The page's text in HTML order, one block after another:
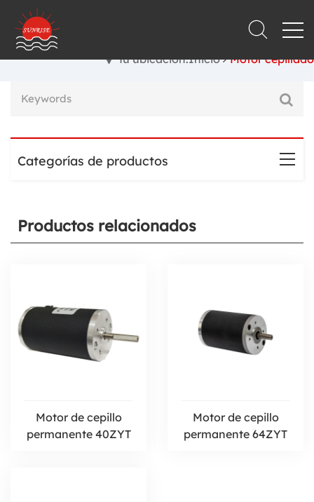
Tu ubicación:Inicio Motor cepillado
Categorías de productos
Productos relacionados
Motor de cepillo
permanente 40ZYT
Motor de cepillo
permanente 64ZYT